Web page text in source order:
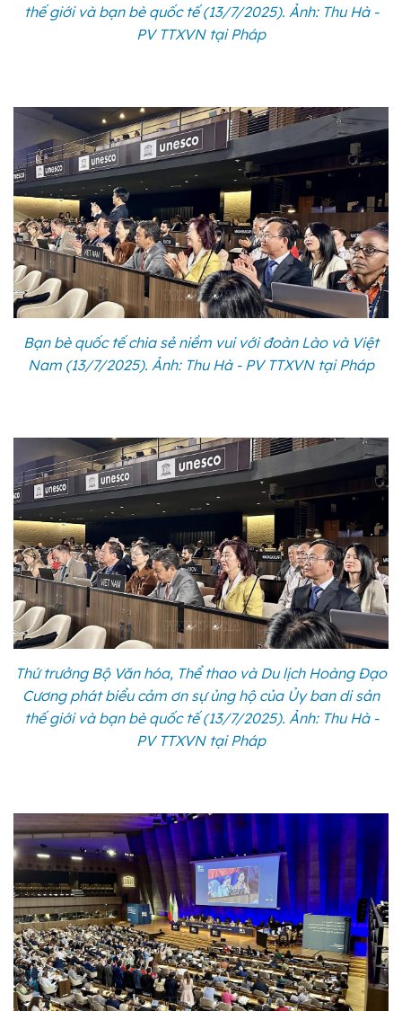
thế giới và bạn bè quốc tế (13/7/2025). Ảnh: Thu Hà -
PV TTXVN tại Pháp
Bạn bè quốc tế chia sẻ niềm vui với đoàn Lào và Việt
Nam (13/7/2025). Ảnh: Thu Hà - PV TTXVN tại Pháp
Thứ trưởng Bộ Văn hóa, Thể thao và Du lịch Hoàng Đạo
Cương phát biểu cảm ơn sự ủng hộ của Ủy ban di sản
thế giới và bạn bè quốc tế (13/7/2025). Ảnh: Thu Hà -
PV TTXVN tại Pháp